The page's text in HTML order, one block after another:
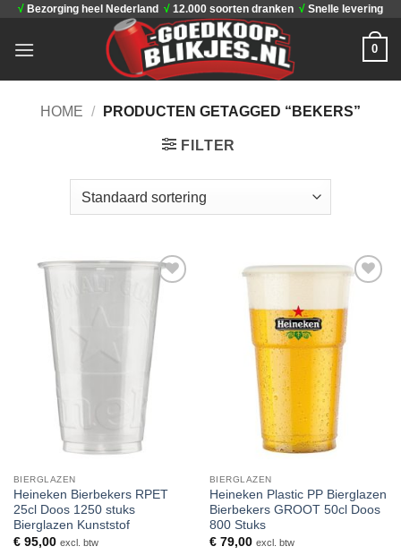
inhoud
√ Bezorging heel Nederland √ 12.000 soorten dranken √ Snelle levering
0
HOME / PRODUCTEN GETAGGED “BEKERS”
FILTER
Toevoegen
aan
verlanglijst
BIERGLAZEN
Heineken Bierbekers RPET
25cl Doos 1250 stuks
Bierglazen Kunststof
€95,00 excl. btw
aan
verlanglijst
BIERGLAZEN
Heineken Plastic PP Bierglazen
Bierbekers GROOT 50cl Doos
800 Stuks
€79,00 excl. btw